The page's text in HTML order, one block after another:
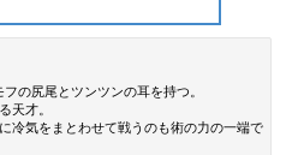
の尻尾とツンツンの耳を持つ。
天才。
冷気をまとわせて戦うのも術の力の一端で